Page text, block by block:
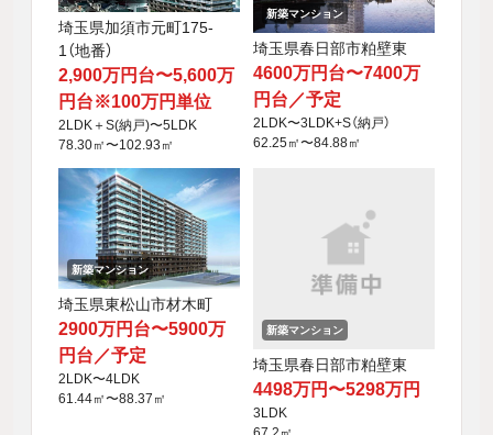
埼玉県加須市元町175-
1（地番）
2,900万円台〜5,600万
円台※100万円単位
2LDK＋S(納戸)〜5LDK
78.30㎡〜102.93㎡
新築マンション
埼玉県春日部市粕壁東
4600万円台〜7400万
円台／予定
2LDK〜3LDK+S（納戸）
62.25㎡〜84.88㎡
新築マンション
埼玉県東松山市材木町
2900万円台〜5900万
円台／予定
2LDK〜4LDK
61.44㎡〜88.37㎡
新築マンション
埼玉県春日部市粕壁東
4498万円〜5298万円
3LDK